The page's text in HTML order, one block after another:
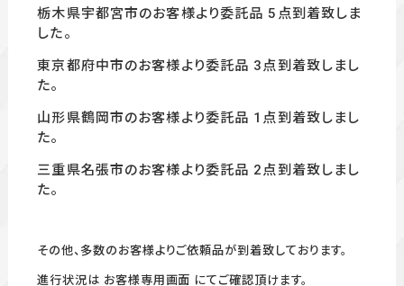
栃木県宇都宮市のお客様より委託品 5 点到着致しま
した。
東京都府中市のお客様より委託品 3点到着致しまし
た。
山形県鶴岡市のお客様より委託品 1 点到着致しまし
た。
三重県名張市のお客様より委託品 2点到着致しまし
た。
その他、多数のお客様よりご依頼品が到着致しております。
進行状況は お客様専用画面 にてご確認頂けます。